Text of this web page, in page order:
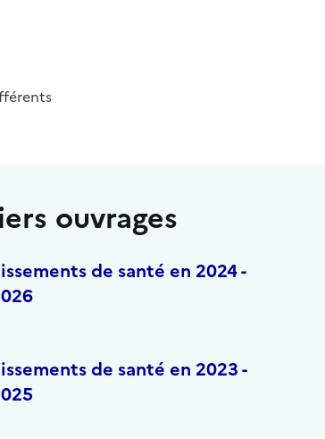
ouvrages
de santé en 2024 -
de santé en 2023 -